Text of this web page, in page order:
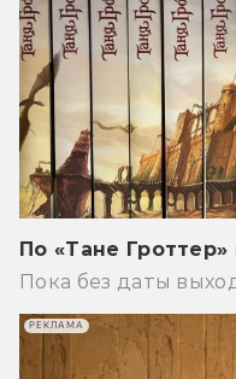
По «Тане
Пока без даты
РЕКЛАМА